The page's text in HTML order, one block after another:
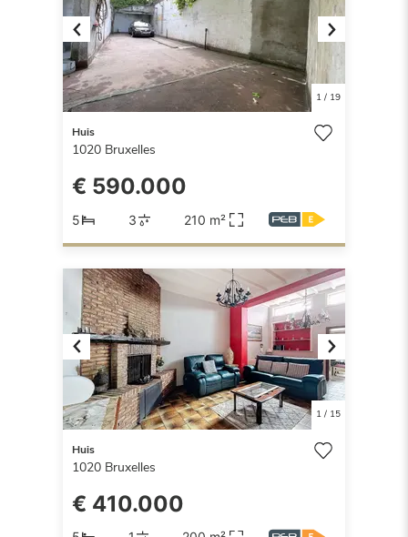
Previous Next
1/ 19
Huis
1020 Bruxelles
€ 590.000
5 3 210 m²
Previous Next
1/ 15
Huis
1020 Bruxelles
€ 410.000